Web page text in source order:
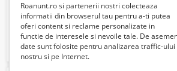
Ceasdeperete cu afisaj
150 Lei
Roanunt.ro si partenerii nostri colecteaza
informatii din browserul tau pentru a-ti putea
oferi content si reclame personalizate in
functie de interesele si nevoile tale. De
date sunt folosite pentru analizarea traffic-ului
nostru si pe Internet.